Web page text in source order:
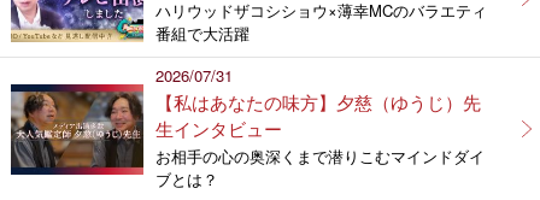
ハリウッドザコシショウ×薄幸MCのバラエティ
番組で大活躍
2026/07/31
【私はあなたの味方】夕慈（ゆうじ）先
生インタビュー
お相手の心の奥深くまで潜りこむマインドダイ
ブとは？